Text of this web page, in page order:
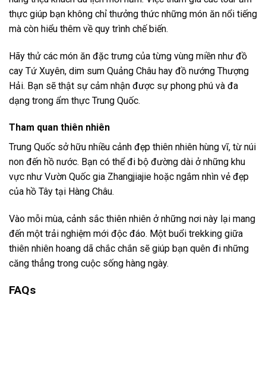
thực giúp bạn không chỉ thưởng thức những món ăn nổi tiếng
mà còn hiểu thêm về quy trình chế biến.
Hãy thử các món ăn đặc trưng của từng vùng miền như đồ
cay Tứ Xuyên, dim sum Quảng Châu hay đồ nướng Thượng
Hải. Bạn sẽ thật sự cảm nhận được sự phong phú và đa
dạng trong ẩm thực Trung Quốc.
Tham quan thiên nhiên
Trung Quốc sở hữu nhiều cảnh đẹp thiên nhiên hùng vĩ, từ núi
non đến hồ nước. Bạn có thể đi bộ đường dài ở những khu
vực như Vườn Quốc gia Zhangjiajie hoặc ngắm nhìn vẻ đẹp
của hồ Tây tại Hàng Châu.
Vào mỗi mùa, cảnh sắc thiên nhiên ở những nơi này lại mang
đến một trải nghiệm mới độc đáo. Một buổi trekking giữa
thiên nhiên hoang dã chắc chắn sẽ giúp bạn quên đi những
căng thẳng trong cuộc sống hàng ngày.
FAQs